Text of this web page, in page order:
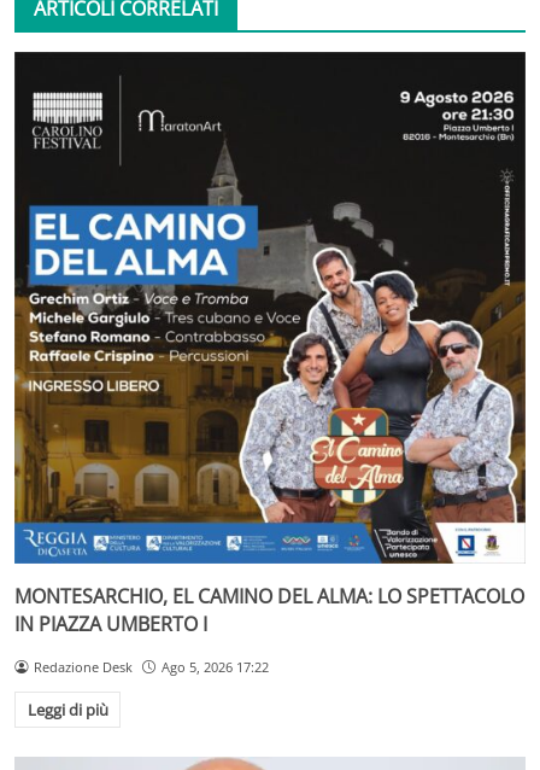
ARTICOLI CORRELATI
MONTESARCHIO, EL CAMINO DEL ALMA: LO SPETTACOLO
IN PIAZZA UMBERTO I
Redazione Desk Ago 5, 2026 17:22
Leggi di più